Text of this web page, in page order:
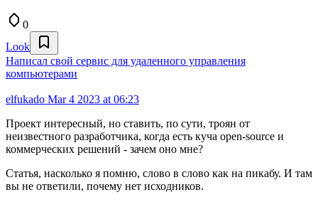
0
Look
Написал свой сервис для удаленного управления
компьютерами
elfukado Mar 4 2023 at 06:23
Проект интересный, но ставить, по сути, троян от
неизвестного разработчика, когда есть куча open-source и
коммерческих решений - зачем оно мне?
Статья, насколько я помню, слово в слово как на пикабу. И там
вы не ответили, почему нет исходников.